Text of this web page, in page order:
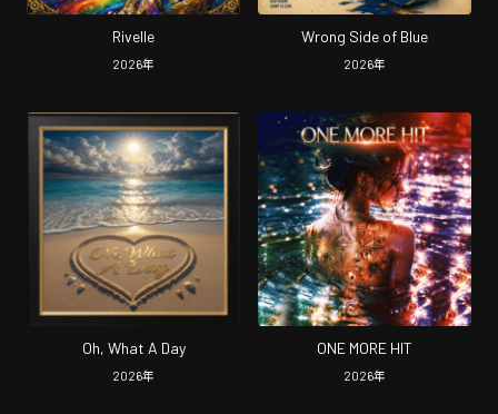
Rivelle
2026年
Wrong Side of Blue
2026年
Oh, What A Day
2026年
ONE MORE HIT
2026年